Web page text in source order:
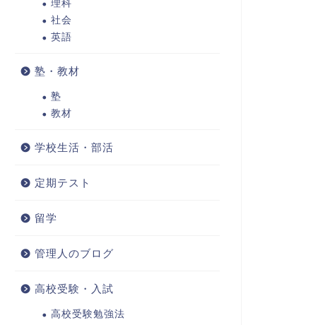
理科
社会
英語
塾・教材
塾
教材
学校生活・部活
定期テスト
留学
管理人のブログ
高校受験・入試
高校受験勉強法